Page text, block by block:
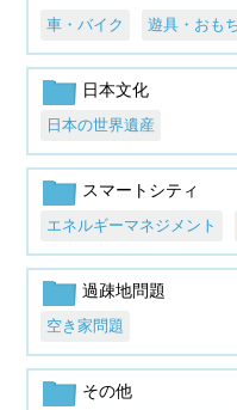
車・バイク 遊具・おも
日本文化
日本の世界遺産
スマートシティ
エネルギーマネジメント
過疎地問題
空き家問題
その他